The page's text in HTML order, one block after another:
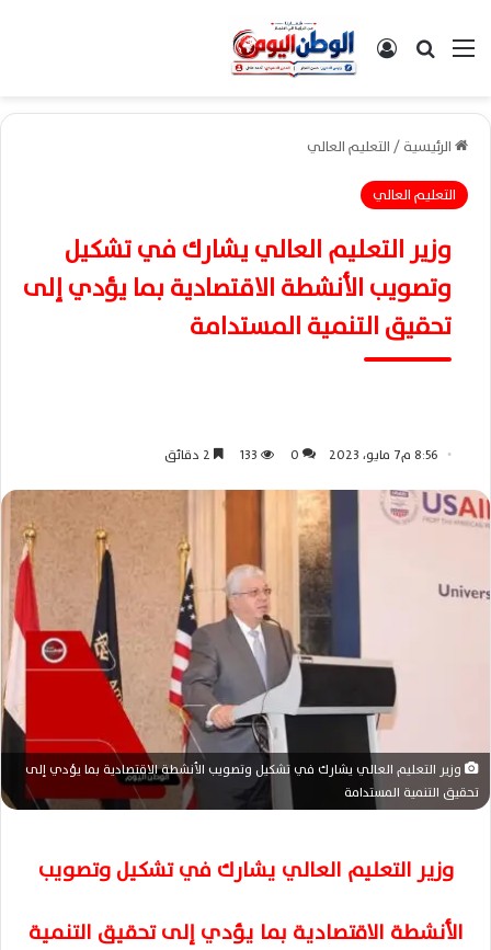
القائمةبحث عن تسجيل الدخول
الرئيسية/التعليم العالي
التعليم العالي
وزير التعليم العالي يشارك في تشكيل
وتصويب الأنشطة الاقتصادية بما يؤدي إلى
تحقيق التنمية المستدامة
8:56 م7 مايو، 2023 0
133
وزير التعليم العالي يشارك في تشكيل وتصويب الأنشطة الاقتصادية بما يؤدي إلى
تحقيق التنمية المستدامة
وزير التعليم العالي يشارك في تشكيل وتصويب
الأنشطة الاقتصادية بما يؤدي إلى تحقيق التنمية